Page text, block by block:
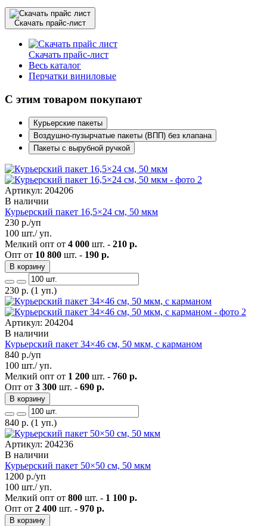
Скачать прайс-лист
Скачать прайс-лист
Весь каталог
Перчатки виниловые
С этим товаром покупают
Курьерские пакеты
Воздушно-пузырчатые пакеты (ВПП) без клапана
Пакеты с вырубной ручкой
Артикул: 204206
В наличии
Курьерский пакет 16,5×24 см, 50 мкм
230 р./уп
100 шт./ уп.
Мелкий опт от 4 000 шт. - 210 р.
Опт от 10 800 шт. - 190 р.
В корзину
230 р. (1 уп.)
Артикул: 204204
В наличии
Курьерский пакет 34×46 см, 50 мкм, с карманом
840 р./уп
100 шт./ уп.
Мелкий опт от 1 200 шт. - 760 р.
Опт от 3 300 шт. - 690 р.
В корзину
840 р. (1 уп.)
Артикул: 204236
В наличии
Курьерский пакет 50×50 см, 50 мкм
1200 р./уп
100 шт./ уп.
Мелкий опт от 800 шт. - 1 100 р.
Опт от 2 400 шт. - 970 р.
В корзину